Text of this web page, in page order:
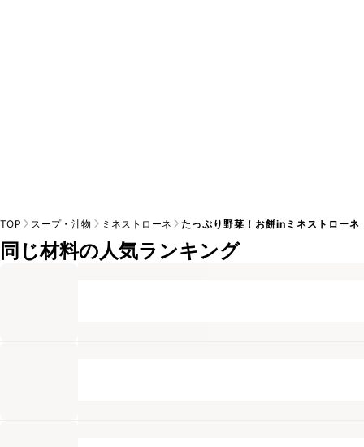
TOP スープ・汁物 ミネストローネ たっぷり野菜！お餅inミネストローネ
同じ材料の人気ランキング